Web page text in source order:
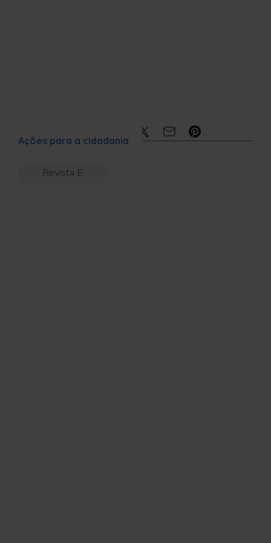
Ações para a cidadania
Revista E